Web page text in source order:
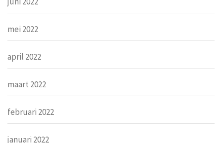
mei 2022
april 2022
maart 2022
februari 2022
januari 2022